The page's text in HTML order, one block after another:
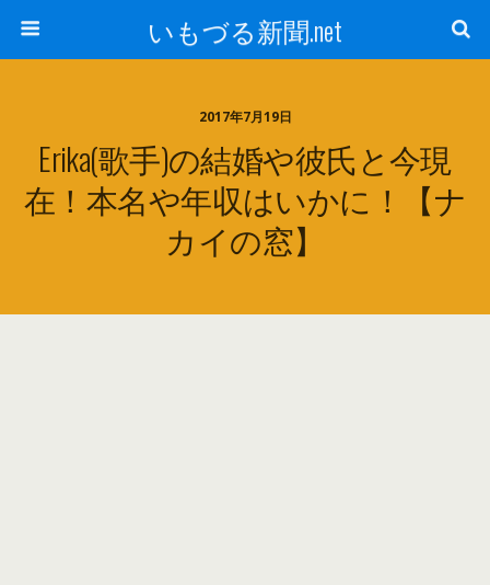
いもづる新聞.net
2017年7月19日
Erika(歌手)の結婚や彼氏と今現
在！本名や年収はいかに！【ナ
カイの窓】